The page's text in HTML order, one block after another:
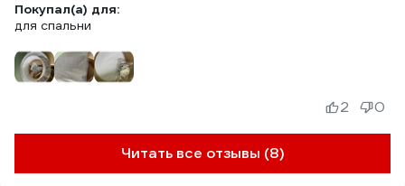
Покупал(а) для:
для спальни
Читать все отзывы (8)
2 0